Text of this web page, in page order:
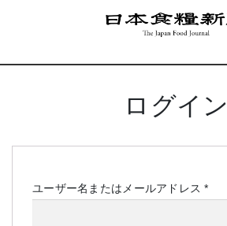
ログイン
ユーザー名またはメールアドレス*必